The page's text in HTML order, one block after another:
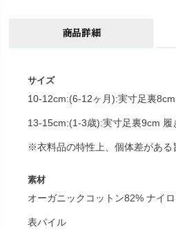
商品詳細
サイズ
10-12cm:(6-12ヶ月):実寸足裏
13-15cm:(1-3歳):実寸足裏9cm 履
※衣料品の特性上、個体差がある
素材
オーガニックコットン82% ナイ
表パイル